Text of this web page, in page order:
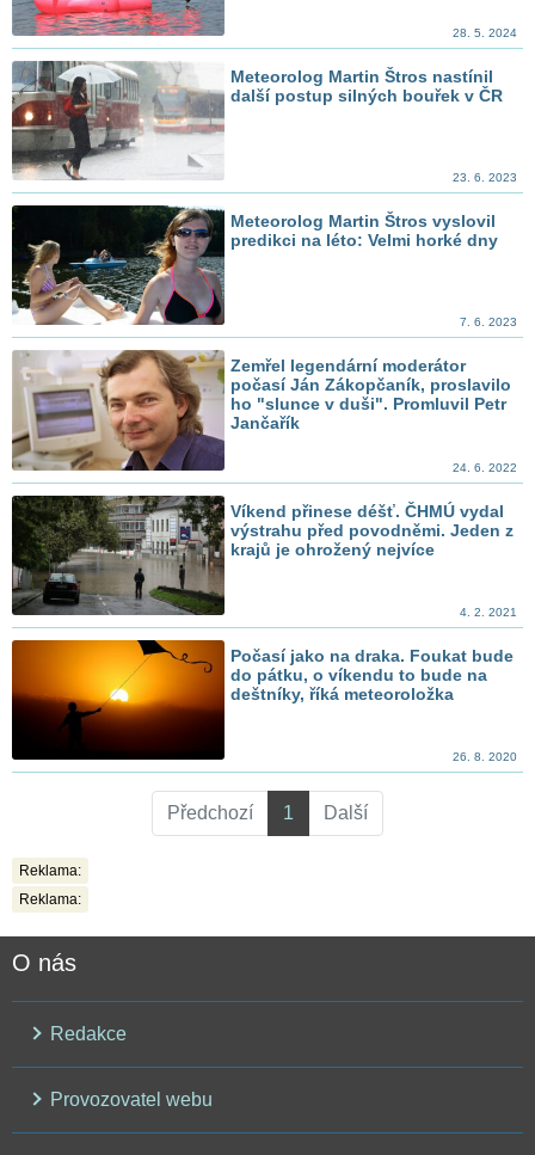
28. 5. 2024
Meteorolog Martin Štros nastínil
další postup silných bouřek v ČR
23. 6. 2023
Meteorolog Martin Štros vyslovil
predikci na léto: Velmi horké dny
7. 6. 2023
Zemřel legendární moderátor
počasí Ján Zákopčaník, proslavilo
ho "slunce v duši". Promluvil Petr
Jančařík
24. 6. 2022
Víkend přinese déšť. ČHMÚ vydal
výstrahu před povodněmi. Jeden z
krajů je ohrožený nejvíce
4. 2. 2021
Počasí jako na draka. Foukat bude
do pátku, o víkendu to bude na
deštníky, říká meteoroložka
26. 8. 2020
Předchozí 1 Další
Reklama:
Reklama:
O nás
Redakce
Provozovatel webu